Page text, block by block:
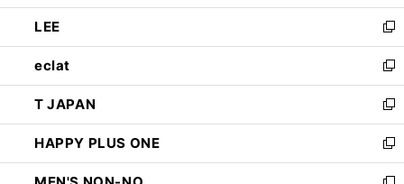
開
く
ウ
で
開
く
ン
ド
ウ
で
開
く
ウ
ィ
ン
ド
ウ
で
開
く
し
い
ウ
ィ
ン
ド
ウ
で
開
LEE
新
し
い
ウ
ィ
ン
ド
ウ
eclat
新
し
い
ウ
ィ
ン
T JAPAN
新
し
い
ウ
HAPPY PLUS ONE
新
し